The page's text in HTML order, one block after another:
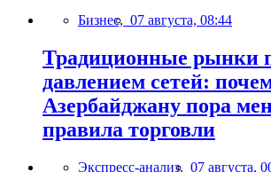
Бизнес, 07 августа, 08:44
Традиционные рынки
давлением сетей:
Азербайджану пора
правила торговли
Экспресс-анализ, 07 августа,